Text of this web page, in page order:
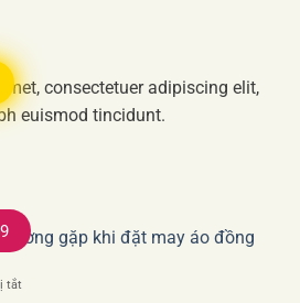
consectetuer adipiscing elit,
euismod tincidunt.
gặp khi đặt may áo đồng
tắt